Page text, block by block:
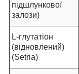
підшлункової
залози)
L-глутатіон
(відновлений)
(Setria)